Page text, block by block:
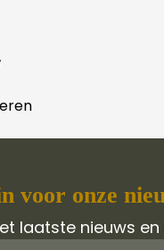
voor onze
laatste nieuws